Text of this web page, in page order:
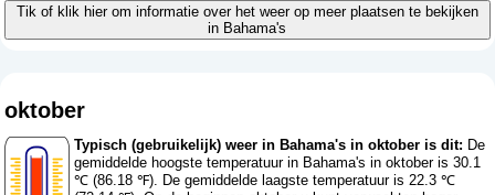
Tik of klik hier om informatie over het weer op meer plaatsen te bekijken
in Bahama's
oktober
Typisch (gebruikelijk) weer in Bahama's in oktober is dit: De
gemiddelde hoogste temperatuur in Bahama's in oktober is 30.1
℃ (86.18 ℉). De gemiddelde laagste temperatuur is 22.3 ℃